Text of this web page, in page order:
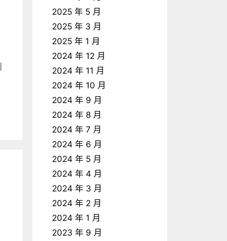
2025 年 5 月
2025 年 3 月
2025 年 1 月
2024 年 12 月
2024 年 11 月
2024 年 10 月
2024 年 9 月
2024 年 8 月
2024 年 7 月
2024 年 6 月
2024 年 5 月
2024 年 4 月
2024 年 3 月
2024 年 2 月
2024 年 1 月
2023 年 9 月